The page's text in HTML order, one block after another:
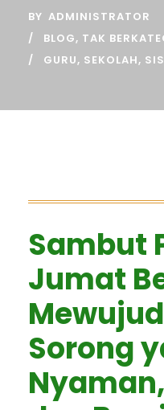
BY ADMINISTRATOR
BLOG, TAK
GURU, SEKOLAH,
Sambut
Jumat
Sorong